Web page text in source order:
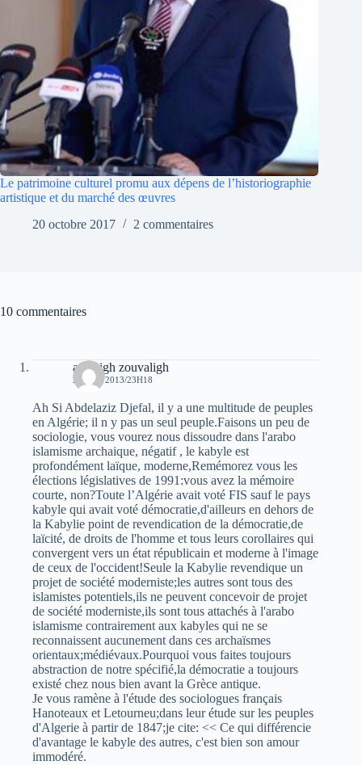
Le patrimoine culturel promu aux dépens de l’historiographie
artistique et du marché des œuvres
20 octobre 2017
2 commentaires
10 commentaires
amazigh zouvaligh
27 MAI 2013/23H18
Ah Si Abdelaziz Djefal, il y a une multitude de peuples
en Algérie; il n y pas un seul peuple.Faisons un peu de
sociologie, vous vourez nous dissoudre dans l'arabo
islamisme archaique, négatif , le kabyle est
profondément laïque, moderne,Remémorez vous les
élections législatives de 1991:vous avez la mémoire
courte, non?Toute l’Algérie avait voté FIS sauf le pays
kabyle qui avait voté démocratie,d'ailleurs en dehors de
la Kabylie point de revendication de la démocratie,de
laïcité, de droits de l'homme et tous leurs corollaires qui
convergent vers un état républicain et moderne à l'image
de ceux de l'occident!Seule la Kabylie revendique un
projet de société moderniste;les autres sont tous des
islamistes potentiels,ils ne peuvent concevoir de projet
de société moderniste,ils sont tous attachés à l'arabo
islamisme contrairement aux kabyles qui ne se
reconnaissent aucunement dans ces archaïsmes
orientaux;médiévaux.Pourquoi vous faites toujours
abstraction de notre spécifié,la démocratie a toujours
existé chez nous bien avant la Grèce antique.
Je vous ramène à l'étude des sociologues français
Hanoteaux et Letourneu;dans leur étude sur les peuples
d'Algerie à partir de 1847;je cite: << Ce qui différencie
d'avantage le kabyle des autres, c'est bien son amour
immodéré.